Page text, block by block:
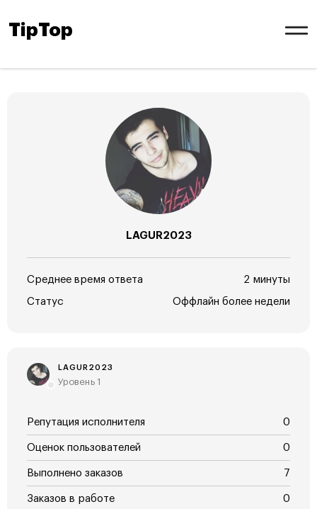
TipTop
LAGUR2023
Среднее время ответа 2 минуты
Статус Оффлайн более недели
LAGUR2023
Уровень 1
Репутация исполнителя 0
Оценок пользователей 0
Выполнено заказов 7
Заказов в работе 0